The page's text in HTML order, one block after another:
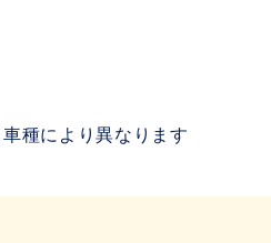
種により異なります